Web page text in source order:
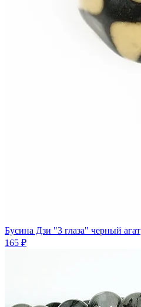
Бусина Дзи "3 глаза" черный агат
165 ₽